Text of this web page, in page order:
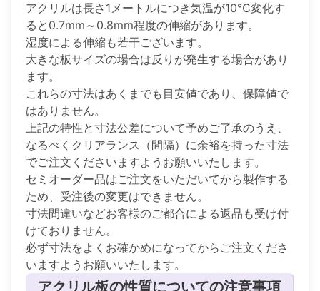
アクリルは長さ1メートルにつき気温が10℃変化す
ると0.7mm～0.8mm程度の伸縮があります。
湿度による伸縮も若干ございます。
大きな板サイズの場合は反りが発生する場合があり
ます。
これらの寸法はあくまでも目安値であり、保障値で
はありません。
上記の特性と寸法公差について予めご了承のうえ、
なるべくクリアランス（間隔）に余裕を持った寸法
でご注文くださいますようお願いいたします。
セミオーダー品はご注文をいただいてから製作する
ため、受注後の変更はできません。
寸法間違いなどお客様のご都合による返品も受け付
けておりません。
必ず寸法をよくお確かめになってからご注文くださ
いますようお願いいたします。
アクリル板の性質についての注意事項